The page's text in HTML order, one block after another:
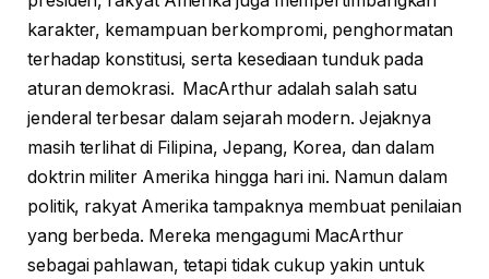
karakter, kemampuan berkompromi, penghormatan
terhadap konstitusi, serta kesediaan tunduk pada
aturan demokrasi. MacArthur adalah salah satu
jenderal terbesar dalam sejarah modern. Jejaknya
masih terlihat di Filipina, Jepang, Korea, dan dalam
doktrin militer Amerika hingga hari ini. Namun dalam
politik, rakyat Amerika tampaknya membuat penilaian
yang berbeda. Mereka mengagumi MacArthur
sebagai pahlawan, tetapi tidak cukup yakin untuk